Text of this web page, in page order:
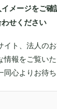
メージをご確
せください
イト、法人の
情報をご覧い
心よりお待ち